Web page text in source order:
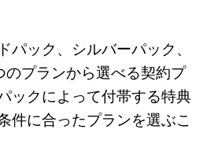
パック、シルバーパック、
プランから選べる契約プ
ックによって付帯する特典
件に合ったプランを選ぶこ